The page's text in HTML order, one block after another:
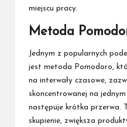
miejscu pracy.
Metoda
Jednym z popularnych
jest metoda Pomodoro,
na interwały czasowe,
skoncentrowanej na
następuje krótka przerwa.
skupienie, zwiększa